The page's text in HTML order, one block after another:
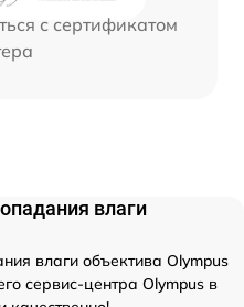
с сертификатом
влаги
влаги объектива Olympus
сервис-центра Olympus в